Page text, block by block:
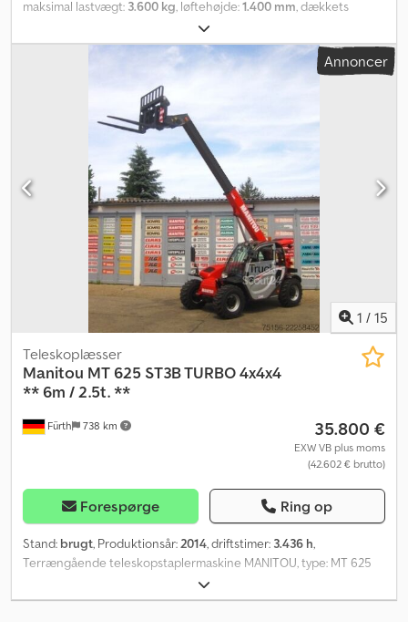
maksimal lastvægt: 3.600 kg, løftehøjde:1.400 mm, dækkets
, mastetype:fri løft med teleskopbom
affjedring:anden, Produktionsår:2012, Udstyr:firehjulstræk,
, Sælger teleskopstabler, model Haulotte 3614 /
14 m løftehøjde / 2467 driftstimer. Crjdpfx Ahezi U R Hobsf
Annoncer
1 / 15
Fürth 738 km
Teleskoplæsser
Manitou MT 625 ST3B TURBO 4x4x4
** 6m / 2.5t. **
35.800 €
EXW VB plus moms
(42.602 € brutto)
Forespørge Ring op
Stand: brugt, Produktionsår:2014, driftstimer: 3.436 h,
Terrængående teleskopstaplermaskine MANITOU, type: MT 625
ST3B - 4x4x4, første ibrugtagning: 2015, HØJDE KUN ca. 1.900 mm
(bredde kun ca. 1.880 mm), LØFTEKAPACITET: 2.500 kg, løftehøjde: